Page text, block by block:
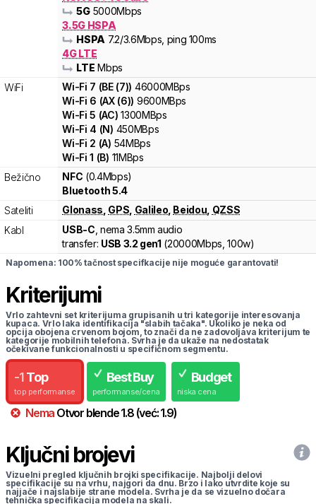
5G 5000Mbps
3.5G HSPA
HSPA 7.2/3.6Mbps , ping 100ms
4G LTE
LTE Mbps
WiFi
Wi-Fi 7 (BE (7)) 46000MBps
Wi-Fi 6 (AX (6)) 9600MBps
Wi-Fi5 (AC) 1300MBps
Wi-Fi 4 (N) 450MBps
Wi-Fi 2 (A) 54MBps
Wi-Fi1 (B) 11MBps
Bežično
NFC (0.4Mbps)
Bluetooth 5.4
Sateliti
Glonass GPS Galileo Beidou QZSS
Kabl
USB-C , nema 3.5mm audio
transfer: USB 3.2 gen1 (20000Mbps,100w)
Napomena: 100% tačnost specifkacije nije moguće garantovati!
Kriterijumi
Vrlo zahtevni set kriterijuma grupisanih u tri kategorije interesovanja
kupaca. Vrlo laka identifikacija "slabih tačaka". Ukoliko je neka od
opcija obojena crvenom bojom, to znači da ne zadovoljava kriterijum te
kategorije mobilnih telefona. Svrha je da ukaže na nedostatak
očekivane funkcionalnosti u specifičnom segmentu.
-1 Top
top performanse
Best Buy
performanse/cena
Budget
niska cena
Nema Otvor blende1.8(već:1.9)
Ključni brojevi
Vizuelni pregled ključnih brojki specifikacije. Najbolji delovi
specifikacije su na vrhu, najgori da dnu. Brzo i lako utvrdite koje su
najjače i najslabije strane modela. Svrha je da se vizuelno dočara
tehnička specifikacija modela na skali.